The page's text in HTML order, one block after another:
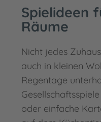
Spielideen
Räume
Nicht jedes
auch in kleinen
Regentage
oder einfache